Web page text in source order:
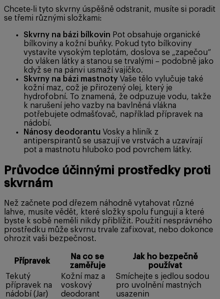
Chcete-li tyto skvrny úspěšně odstranit, musíte si poradit
se třemi různými složkami:
Skvrny na bázi bílkovin Pot obsahuje organické
bílkoviny a kožní buňky. Pokud tyto bílkoviny
vystavíte vysokým teplotám, doslova se „zapečou“
do vláken látky a stanou se trvalými – podobně jako
když se na pánvi usmaží vajíčko.
Skvrny na bázi mastnoty Vaše tělo vylučuje také
kožní maz, což je přirozený olej, který je
hydrofobní. To znamená, že odpuzuje vodu, takže
k narušení jeho vazby na bavlněná vlákna
potřebujete odmašťovač, například přípravek na
nádobí.
Nánosy deodorantu Vosky a hliník z
antiperspirantů se usazují ve vrstvách a uzavírají
pot a mastnotu hluboko pod povrchem látky.
Průvodce účinnými prostředky proti
skvrnám
Než začnete pod dřezem náhodně vytahovat různé
lahve, musíte vědět, které složky spolu fungují a které
byste k sobě neměli nikdy přiblížit. Použití nesprávného
prostředku může skvrnu trvale zafixovat, nebo dokonce
ohrozit vaši bezpečnost.
Přípravek
Na co se
zaměřuje
Jak ho bezpečně
používat
Tekutý
přípravek na
nádobí (Jar)
Kožní maz a
voskový
deodorant
Smíchejte s jedlou sodou
pro uvolnění mastných
usazenin